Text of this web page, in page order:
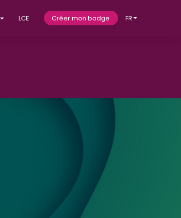
LCE Créer mon badge FR